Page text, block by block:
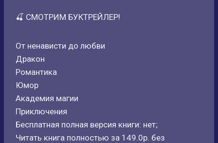
🍒 СМОТРИМ БУКТРЕЙЛЕР!
От ненависти до любви
Дракон
Романтика
Юмор
Академия магии
Приключения
Бесплатная полная версия книги: нет;
Читать книга полностью за 149.0р. без